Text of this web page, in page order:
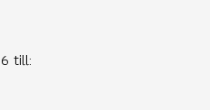
till: